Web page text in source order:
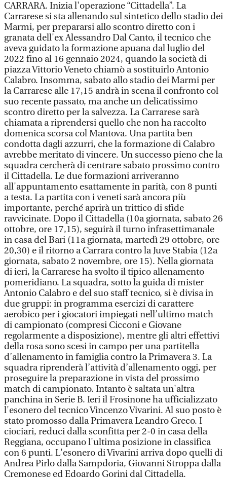
CARRARA. Inizia l'operazione “Cittadella”. La
Carrarese si sta allenando sul sintetico dello stadio dei
Marmi, per prepararsi allo scontro diretto con i
granata dell'ex Alessandro Dal Canto, il tecnico che
aveva guidato la formazione apuana dal luglio del
2022 fino al 16 gennaio 2024, quando la società di
piazza Vittorio Veneto chiamò a sostituirlo Antonio
Calabro. Insomma, sabato allo stadio dei Marmi per
la Carrarese alle 17,15 andrà in scena il confronto col
suo recente passato, ma anche un delicatissimo
scontro diretto per la salvezza. La Carrarese sarà
chiamata a riprendersi quello che non ha raccolto
domenica scorsa col Mantova. Una partita ben
condotta dagli azzurri, che la formazione di Calabro
avrebbe meritato di vincere. Un successo pieno che la
squadra cercherà di centrare sabato prossimo contro
il Cittadella. Le due formazioni arriveranno
all'appuntamento esattamente in parità, con 8 punti
a testa. La partita con i veneti sarà ancora più
importante, perché aprirà un trittico di sfide
ravvicinate. Dopo il Cittadella (10a giornata, sabato 26
ottobre, ore 17,15), seguirà il turno infrasettimanale
in casa del Bari (11a giornata, martedì 29 ottobre, ore
20,30) e il ritorno a Carrara contro la Juve Stabia (12a
giornata, sabato 2 novembre, ore 15). Nella giornata
di ieri, la Carrarese ha svolto il tipico allenamento
pomeridiano. La squadra, sotto la guida di mister
Antonio Calabro e del suo staff tecnico, si è divisa in
due gruppi: in programma esercizi di carattere
aerobico per i giocatori impiegati nell’ultimo match
di campionato (compresi Cicconi e Giovane
regolarmente a disposizione), mentre gli altri effettivi
della rosa sono scesi in campo per una partitella
d’allenamento in famiglia contro la Primavera 3. La
squadra riprenderà l’attività d’allenamento oggi, per
proseguire la preparazione in vista del prossimo
match di campionato. Intanto è saltata un'altra
panchina in Serie B. Ieri il Frosinone ha ufficializzato
l'esonero del tecnico Vincenzo Vivarini. Al suo posto è
stato promosso dalla Primavera Leandro Greco. I
ciociari, reduci dalla sconfitta per 2-0 in casa della
Reggiana, occupano l'ultima posizione in classifica
con 6 punti. L'esonero di Vivarini arriva dopo quelli di
Andrea Pirlo dalla Sampdoria, Giovanni Stroppa dalla
Cremonese ed Edoardo Gorini dal Cittadella.